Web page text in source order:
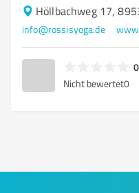
Höllbachweg 17,
info@rossisyoga.de
Nicht bewertet0